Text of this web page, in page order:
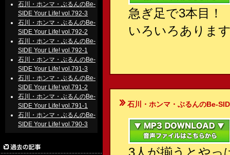
石川・ホンマ・ぶるんのBe-
SIDE Your Life! vol.792-3
石川・ホンマ・ぶるんのBe-
SIDE Your Life! vol.792-2
石川・ホンマ・ぶるんのBe-
SIDE Your Life! vol.792-1
石川・ホンマ・ぶるんのBe-
SIDE Your Life! vol.791-3
石川・ホンマ・ぶるんのBe-
SIDE Your Life! vol.791-2
石川・ホンマ・ぶるんのBe-
SIDE Your Life! vol.791-1
石川・ホンマ・ぶるんのBe-
SIDE Your Life! vol.790-3
急ぎ足で3本目！
いろいろありま
石川・ホンマ・ぶるんのBe-
3人が揃うとやっ